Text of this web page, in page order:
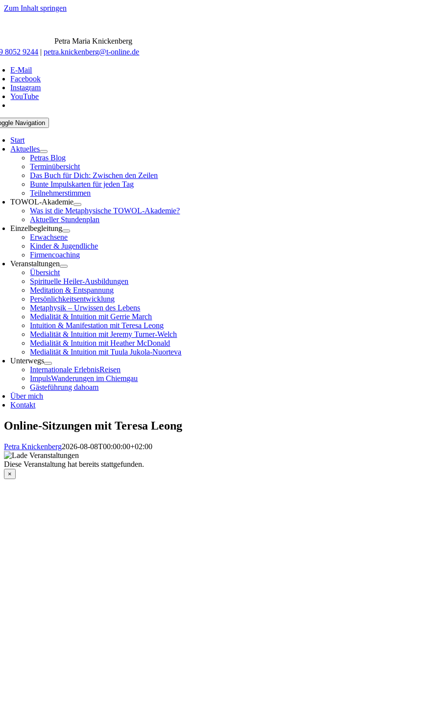
Zum Inhalt springen
Petra Maria Knickenberg
8052 9244 |petra.knickenberg@t-online.de
E-Mail
Facebook
Instagram
YouTube
Navigation
Start
Aktuelles
Petras Blog
Terminübersicht
Das Buch für Dich: Zwischen den Zeilen
Bunte Impulskarten für jeden Tag
Teilnehmerstimmen
TOWOL-Akademie
Was ist die Metaphysische TOWOL-Akademie?
Aktueller Stundenplan
Einzelbegleitung
Erwachsene
Kinder & Jugendliche
Firmencoaching
Veranstaltungen
Übersicht
Spirituelle Heiler-Ausbildungen
Meditation & Entspannung
Persönlichkeitsentwicklung
Metaphysik – Urwissen des Lebens
Medialität & Intuition mit Gerrie March
Intuition & Manifestation mit Teresa Leong
Medialität & Intuition mit Jeremy Turner-Welch
Medialität & Intuition mit Heather McDonald
Medialität & Intuition mit Tuula Jukola-Nuorteva
Unterwegs
Internationale ErlebnisReisen
ImpulsWanderungen im Chiemgau
Gästeführung dahoam
Über mich
Kontakt
Online-Sitzungen mit Teresa Leong
Petra Knickenberg2026-08-08T00:00:00+02:00
Diese Veranstaltung hat bereits stattgefunden.
×